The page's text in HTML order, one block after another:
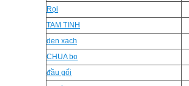
Rọi
TAM TINH
den xach
CHUA bo
đầu gối